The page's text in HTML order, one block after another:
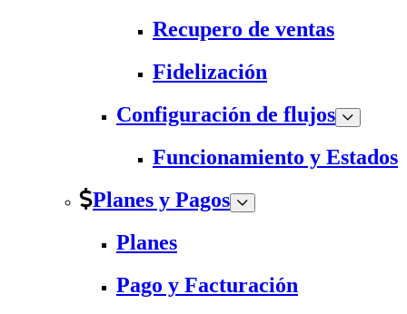
Recupero de ventas
Fidelización
Configuración de flujos
Funcionamiento y Estados
Planes y Pagos
Planes
Pago y Facturación